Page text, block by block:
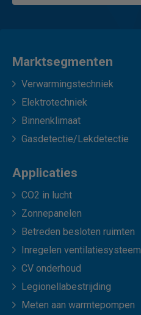
Marktsegmenten
Verwarmingstechniek
Elektrotechniek
Binnenklimaat
Gasdetectie/Lekdetectie
Applicaties
CO2 in lucht
Zonnepanelen
Betreden besloten ruimten
Inregelen ventilatiesysteem
CV onderhoud
Legionellabestrijding
Meten aan warmtepompen